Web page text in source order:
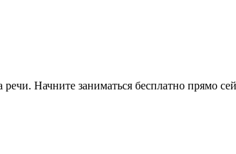
Начните заниматься бесплатно прямо